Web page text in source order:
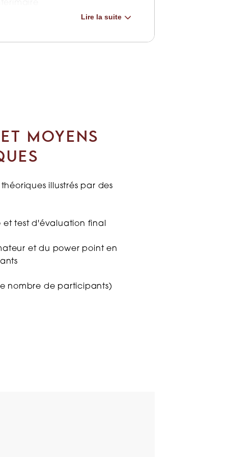
des heures
et maladies
mail anodin peut il
Lire la suite
MOYENS
illustrés par des
et test d'évaluation final
et du power point en
nombre de participants)